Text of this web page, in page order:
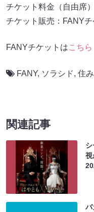
チケット料金（自由席
チケット販売：FANY
FANYチケットはこちら
FANY, ソラシド, 住
関連記事
視
バ